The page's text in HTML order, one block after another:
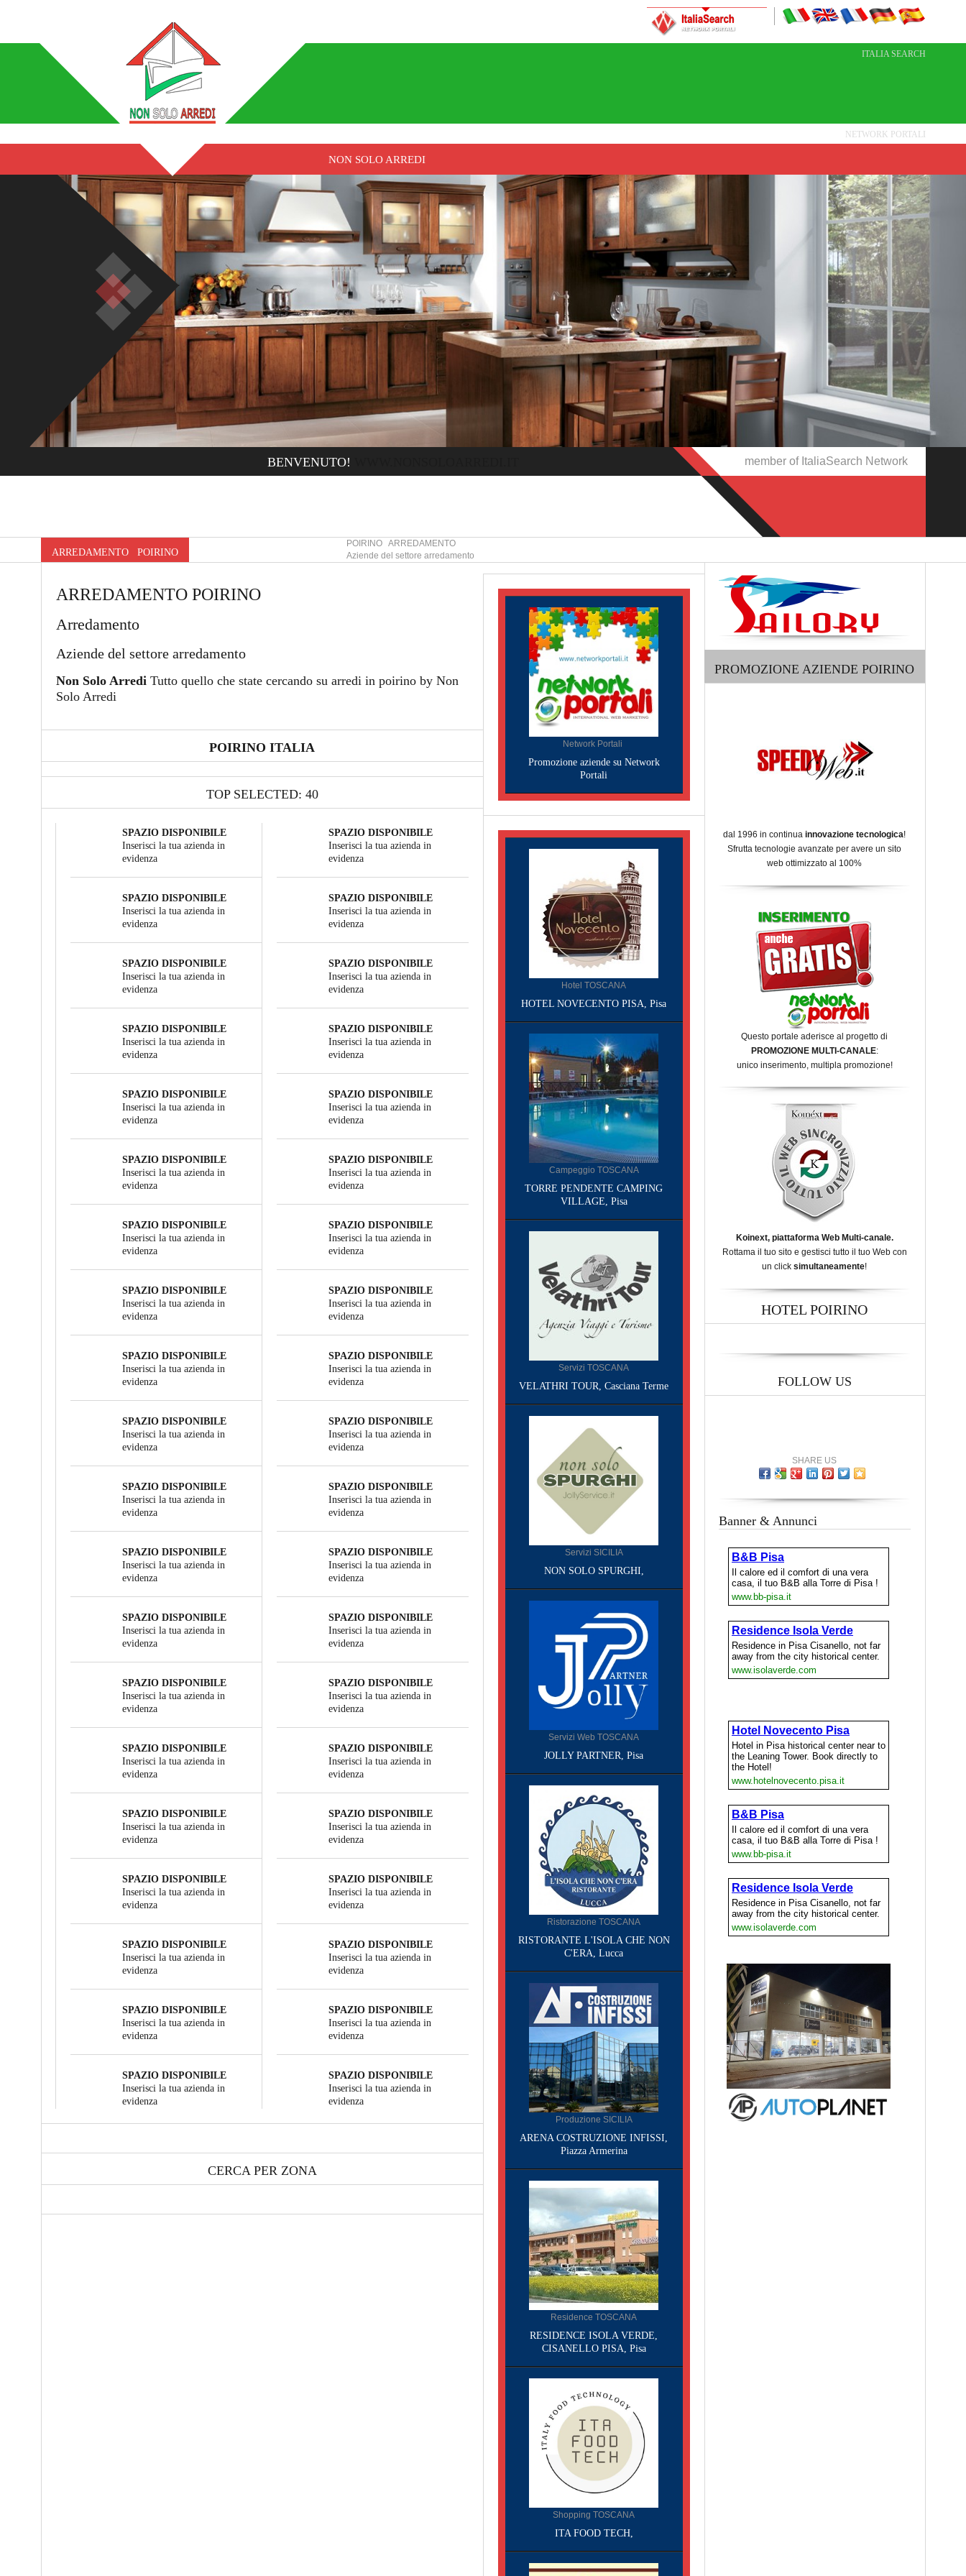
ITALIA SEARCH
NETWORK PORTALI
NON SOLO ARREDI
BENVENUTO! member of ItaliaSearch Network
ARREDAMENTO POIRINO
POIRINO ARREDAMENTO
Aziende del settore arredamento
ARREDAMENTO POIRINO
Arredamento
Aziende del settore arredamento
Non Solo ArrediTutto quello che state cercando su arredi in poirino by Non
Solo Arredi
POIRINO ITALIA
TOP SELECTED: 40
SPAZIO DISPONIBILE
Inserisci la tua azienda in
evidenza
SPAZIO DISPONIBILE
Inserisci la tua azienda in
evidenza
SPAZIO DISPONIBILE
Inserisci la tua azienda in
evidenza
SPAZIO DISPONIBILE
Inserisci la tua azienda in
evidenza
SPAZIO DISPONIBILE
Inserisci la tua azienda in
evidenza
SPAZIO DISPONIBILE
Inserisci la tua azienda in
evidenza
SPAZIO DISPONIBILE
Inserisci la tua azienda in
evidenza
SPAZIO DISPONIBILE
Inserisci la tua azienda in
evidenza
SPAZIO DISPONIBILE
Inserisci la tua azienda in
evidenza
SPAZIO DISPONIBILE
Inserisci la tua azienda in
evidenza
SPAZIO DISPONIBILE
Inserisci la tua azienda in
evidenza
SPAZIO DISPONIBILE
Inserisci la tua azienda in
evidenza
SPAZIO DISPONIBILE
Inserisci la tua azienda in
evidenza
SPAZIO DISPONIBILE
Inserisci la tua azienda in
evidenza
SPAZIO DISPONIBILE
Inserisci la tua azienda in
evidenza
SPAZIO DISPONIBILE
Inserisci la tua azienda in
evidenza
SPAZIO DISPONIBILE
Inserisci la tua azienda in
evidenza
SPAZIO DISPONIBILE
Inserisci la tua azienda in
evidenza
SPAZIO DISPONIBILE
Inserisci la tua azienda in
evidenza
SPAZIO DISPONIBILE
Inserisci la tua azienda in
evidenza
SPAZIO DISPONIBILE
Inserisci la tua azienda in
evidenza
SPAZIO DISPONIBILE
Inserisci la tua azienda in
evidenza
SPAZIO DISPONIBILE
Inserisci la tua azienda in
evidenza
SPAZIO DISPONIBILE
Inserisci la tua azienda in
evidenza
SPAZIO DISPONIBILE
Inserisci la tua azienda in
evidenza
SPAZIO DISPONIBILE
Inserisci la tua azienda in
evidenza
SPAZIO DISPONIBILE
Inserisci la tua azienda in
evidenza
SPAZIO DISPONIBILE
Inserisci la tua azienda in
evidenza
SPAZIO DISPONIBILE
Inserisci la tua azienda in
evidenza
SPAZIO DISPONIBILE
Inserisci la tua azienda in
evidenza
SPAZIO DISPONIBILE
Inserisci la tua azienda in
evidenza
SPAZIO DISPONIBILE
Inserisci la tua azienda in
evidenza
SPAZIO DISPONIBILE
Inserisci la tua azienda in
evidenza
SPAZIO DISPONIBILE
Inserisci la tua azienda in
evidenza
SPAZIO DISPONIBILE
Inserisci la tua azienda in
evidenza
SPAZIO DISPONIBILE
Inserisci la tua azienda in
evidenza
SPAZIO DISPONIBILE
Inserisci la tua azienda in
evidenza
SPAZIO DISPONIBILE
Inserisci la tua azienda in
evidenza
SPAZIO DISPONIBILE
Inserisci la tua azienda in
evidenza
SPAZIO DISPONIBILE
Inserisci la tua azienda in
evidenza
CERCA PER ZONA
Network Portali
Promozione aziende su Network
Portali
Hotel TOSCANA
HOTEL NOVECENTO PISA, Pisa
Campeggio TOSCANA
TORRE PENDENTE CAMPING
VILLAGE, Pisa
Servizi TOSCANA
VELATHRI TOUR, Casciana Terme
Servizi SICILIA
NON SOLO SPURGHI,
Servizi Web TOSCANA
JOLLY PARTNER, Pisa
Ristorazione TOSCANA
RISTORANTE L'ISOLA CHE NON
C'ERA, Lucca
Produzione SICILIA
ARENA COSTRUZIONE INFISSI,
Piazza Armerina
Residence TOSCANA
RESIDENCE ISOLA VERDE,
CISANELLO PISA, Pisa
Shopping TOSCANA
ITA FOOD TECH,
PROMOZIONE AZIENDE POIRINO
dal 1996 in continua innovazione tecnologica!
Sfrutta tecnologie avanzate per avere un sito
web ottimizzato al 100%
Questo portale aderisce al progetto di
PROMOZIONE MULTI-CANALE:
unico inserimento, multipla promozione!
Koinext, piattaforma Web Multi-canale.
Rottama il tuo sito e gestisci tutto il tuo Web con
un click simultaneamente!
HOTEL POIRINO
FOLLOW US
SHARE US
Banner & Annunci